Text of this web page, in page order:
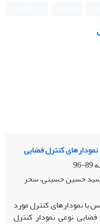
نمودارهای کنترل فضایی
89-96
حسین حسینی، سحر
با نمودارهای کنترل مورد
نوعی نمودار کنترل